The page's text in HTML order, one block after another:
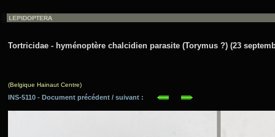
Tortricidae - hyménoptère chalcidien parasite (Torymus ?) (23
(Belgique Hainaut Centre)
INS-5110 - Document précédent / suivant :